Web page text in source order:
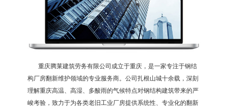
重庆腾莱建筑劳务有限公司成立于重庆，是一家专注于钢结
构厂房翻新维护领域的专业服务商。公司扎根山城十余载，深刻
理解重庆高温、高湿、多酸雨的气候特点对钢结构建筑带来的严
峻考验，致力于为各类老旧工业厂房提供系统性、专业化的翻新